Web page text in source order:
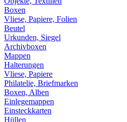
Boxen
Vliese, Papiere, Folien
Beutel
Urkunden, Siegel
Archivboxen
Mappen
Halterungen
Vliese, Papiere
Philatelie, Briefmarken
Boxen, Alben
Einlegemappen
Einsteckkarten
Hüllen